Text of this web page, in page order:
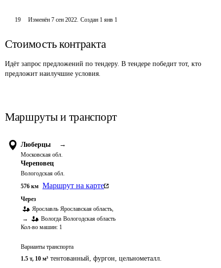
19 Изменён7 сен 2022. Создан 1 янв 1
Стоимость контракта
Идёт запрос предложений по тендеру. В тендере победит тот, кто
предложит наилучшие условия.
Маршруты и транспорт
Люберцы →
Московская обл.
Череповец
Вологодская обл.
576 км Маршрут на карте
Через
Ярославль Ярославская область,
→
Вологда Вологодская область
Кол-во машин: 1
Варианты транспорта
1.5 т, 10 м³ тентованный, фургон, цельнометалл.